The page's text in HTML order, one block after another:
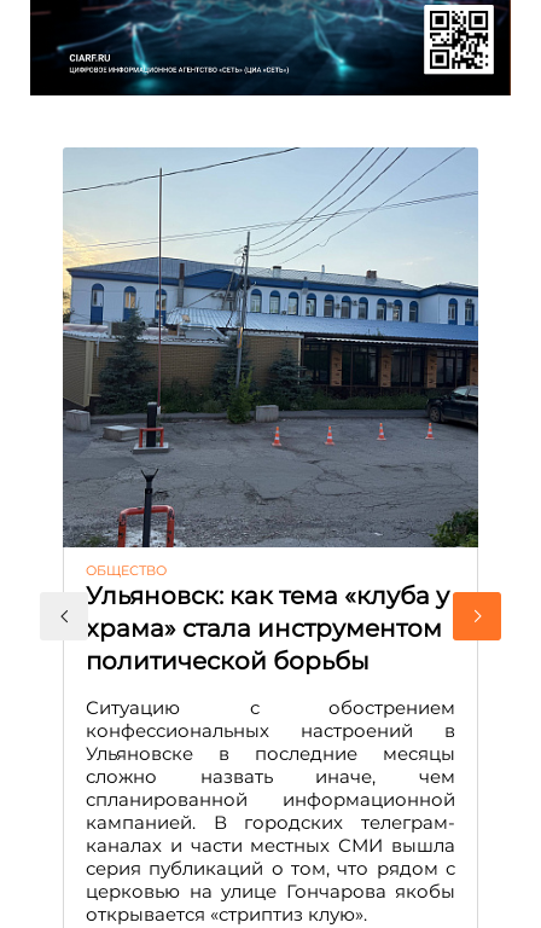
ОБЩЕСТВО
Ульяновск: как тема «клуба у
храма» стала инструментом
политической борьбы
Ситуацию с обострением
конфессиональных настроений в
Ульяновске в последние месяцы
сложно назвать иначе, чем
спланированной информационной
кампанией. В городских телеграм-
каналах и части местных СМИ вышла
серия публикаций о том, что рядом с
церковью на улице Гончарова якобы
открывается «стриптиз клую».